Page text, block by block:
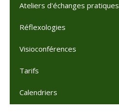
Ateliers d'échanges pratiques
Réflexologies
Visioconférences
Tarifs
Calendriers